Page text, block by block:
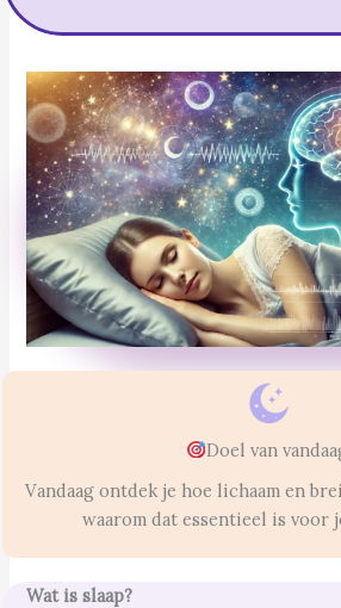
Doel van
Vandaag ontdek je hoe lichaam en
waarom dat essentieel is
Wat is slaap?